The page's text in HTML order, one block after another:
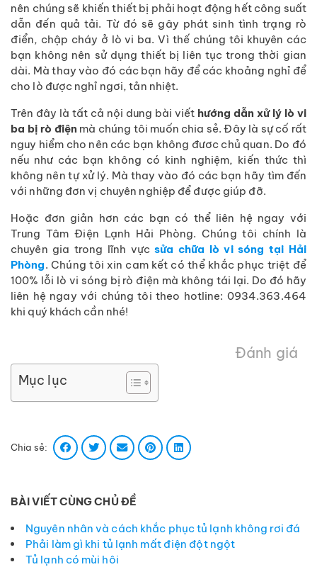
nên chúng sẽ khiến thiết bị phải hoạt động hết công suất
dẫn đến quả tải. Từ đó sẽ gây phát sinh tình trạng rò
điển, chập cháy ở lò vi ba. Vì thế chúng tôi khuyên các
bạn không nên sử dụng thiết bị liên tục trong thời gian
dài. Mà thay vào đó các bạn hãy để các khoảng nghỉ để
cho lò được nghỉ ngơi, tản nhiệt.
Trên đây là tất cả nội dung bài viết hướng dẫn xử lý lò vi
ba bị rò điện mà chúng tôi muốn chia sẻ. Đây là sự cố rất
nguy hiểm cho nên các bạn không đươc chủ quan. Do đó
nếu như các bạn không có kinh nghiệm, kiến thức thì
không nên tự xử lý. Mà thay vào đó các bạn hãy tìm đến
với những đơn vị chuyên nghiệp để được giúp đỡ.
Hoặc đơn giản hơn các bạn có thể liên hệ ngay với
Trung Tâm Điện Lạnh Hải Phòng. Chúng tôi chính là
chuyên gia trong lĩnh vựcsửa chữa lò vi sóng tại Hải
Phòng. Chúng tôi xin cam kết có thể khắc phục triệt để
100% lỗi lò vi sóng bị rò điện mà không tái lại. Do đó hãy
liên hệ ngay với chúng tôi theo hotline: 0934.363.464
khi quý khách cần nhé!
Đánh giá
Mục lục
Chia sẻ:
BÀI VIẾT CÙNG CHỦ ĐỀ
Nguyên nhân và cách khắc phục tủ lạnh không rơi đá
Phải làm gì khi tủ lạnh mất điện đột ngột
Tủ lạnh có mùi hôi